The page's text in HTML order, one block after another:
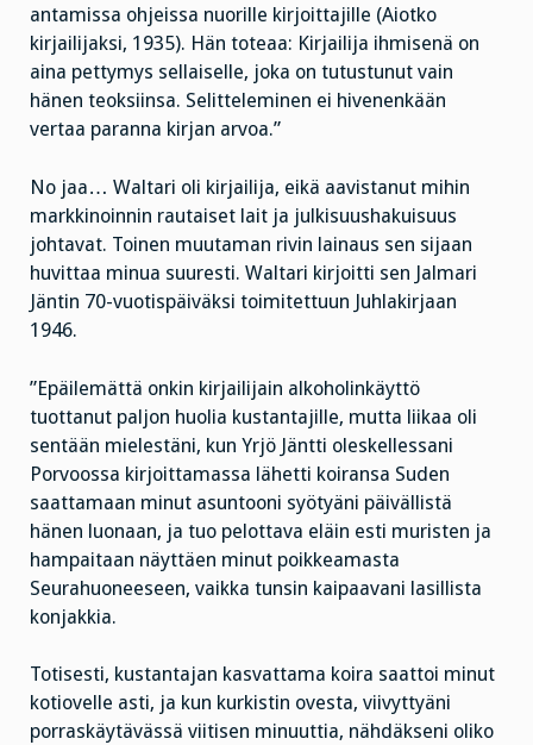
antamissa ohjeissa nuorille kirjoittajille (Aiotko
kirjailijaksi, 1935). Hän toteaa: Kirjailija ihmisenä on
aina pettymys sellaiselle, joka on tutustunut vain
hänen teoksiinsa. Selitteleminen ei hivenenkään
vertaa paranna kirjan arvoa.”
No jaa… Waltari oli kirjailija, eikä aavistanut mihin
markkinoinnin rautaiset lait ja julkisuushakuisuus
johtavat. Toinen muutaman rivin lainaus sen sijaan
huvittaa minua suuresti. Waltari kirjoitti sen Jalmari
Jäntin 70-vuotispäiväksi toimitettuun Juhlakirjaan
1946.
”Epäilemättä onkin kirjailijain alkoholinkäyttö
tuottanut paljon huolia kustantajille, mutta liikaa oli
sentään mielestäni, kun Yrjö Jäntti oleskellessani
Porvoossa kirjoittamassa lähetti koiransa Suden
saattamaan minut asuntooni syötyäni päivällistä
hänen luonaan, ja tuo pelottava eläin esti muristen ja
hampaitaan näyttäen minut poikkeamasta
Seurahuoneeseen, vaikka tunsin kaipaavani lasillista
konjakkia.
Totisesti, kustantajan kasvattama koira saattoi minut
kotiovelle asti, ja kun kurkistin ovesta, viivyttyäni
porraskäytävässä viitisen minuuttia, nähdäkseni oliko